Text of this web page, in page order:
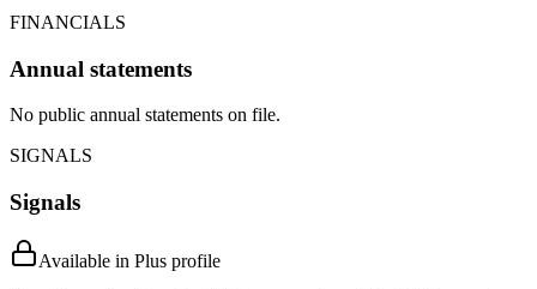
FINANCIALS
Annual statements
No public annual statements on file.
SIGNALS
Signals
Available in Plus profile